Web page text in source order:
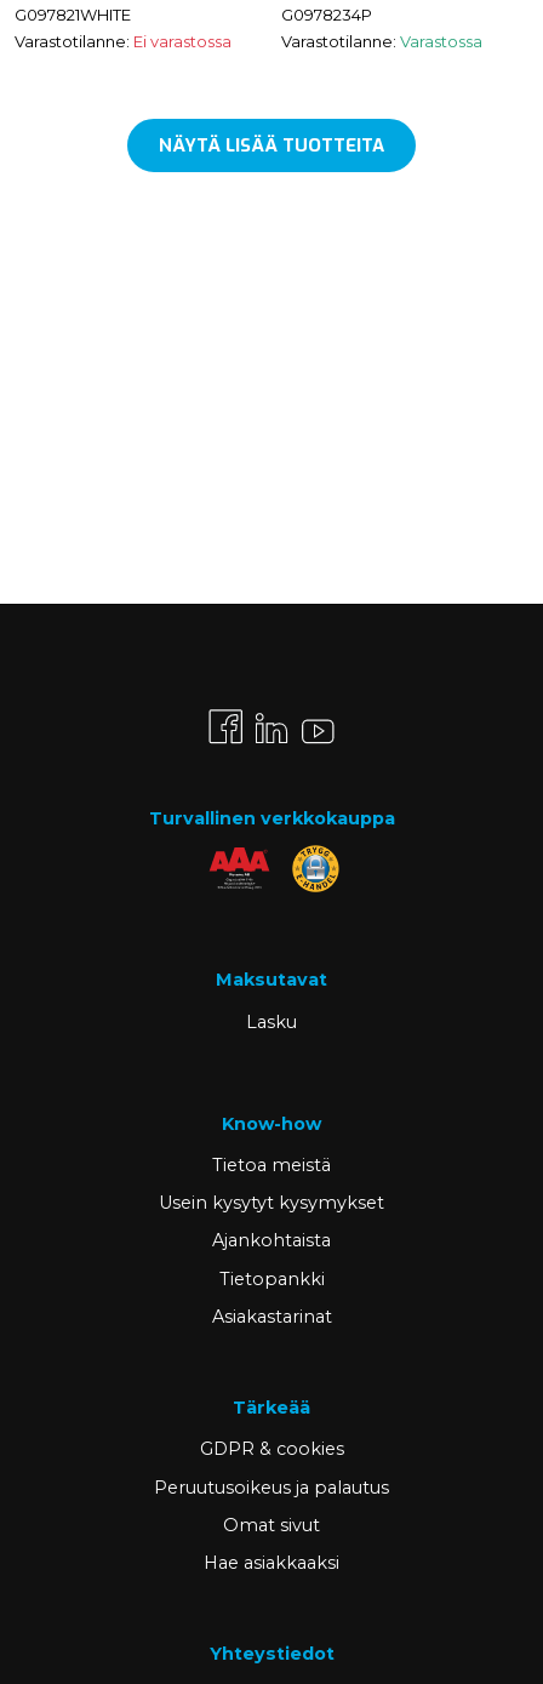
G097821WHITE
Varastotilanne: Ei varastossa
G0978234P
Varastotilanne: Varastossa
NÄYTÄ LISÄÄ TUOTTEITA
Turvallinen verkkokauppa
Maksutavat
Lasku
Know-how
Tietoa meistä
Usein kysytyt kysymykset
Ajankohtaista
Tietopankki
Asiakastarinat
Tärkeää
GDPR & cookies
Peruutusoikeus ja palautus
Omat sivut
Hae asiakkaaksi
Yhteystiedot